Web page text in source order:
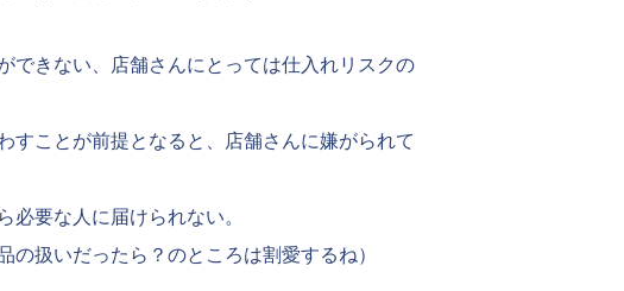
できない、店舗さんにとっては仕入れリスクの
すことが前提となると、店舗さんに嫌がられて
必要な人に届けられない。
の扱いだったら？のところは割愛するね）